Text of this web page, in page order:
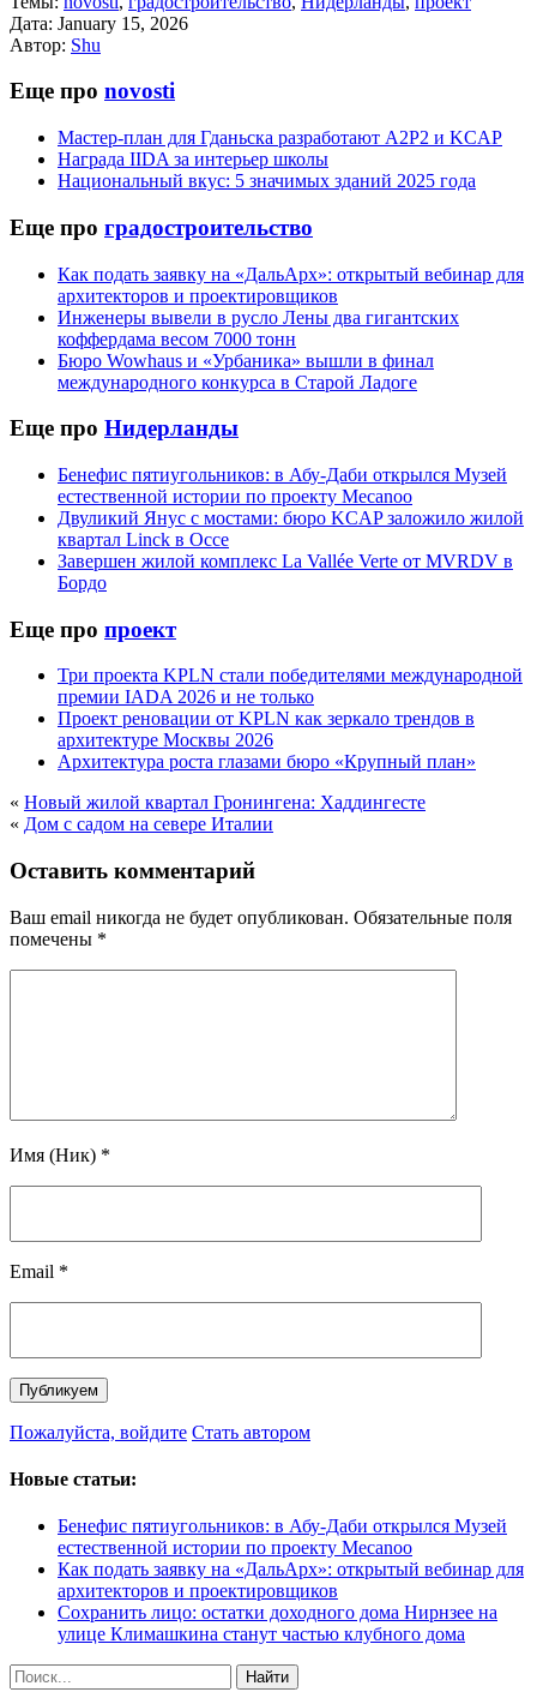
Дата: January 15, 2026
Автор: Shu
Еще про novosti
Мастер-план для Гданьска разработают A2P2 и KCAP
Награда IIDA за интерьер школы
Национальный вкус: 5 значимых зданий 2025 года
Еще про градостроительство
Как подать заявку на «ДальАрх»: открытый вебинар для
архитекторов и проектировщиков
Инженеры вывели в русло Лены два гигантских
коффердама весом 7000 тонн
Бюро Wowhaus и «Урбаника» вышли в финал
международного конкурса в Старой Ладоге
Еще про Нидерланды
Бенефис пятиугольников: в Абу-Даби открылся Музей
естественной истории по проекту Mecanoo
Двуликий Янус с мостами: бюро KCAP заложило жилой
квартал Linck в Оссе
Завершен жилой комплекс La Vallée Verte от MVRDV в
Бордо
Еще про проект
Три проекта KPLN стали победителями международной
премии IADA 2026 и не только
Проект реновации от KPLN как зеркало трендов в
архитектуре Москвы 2026
Архитектура роста глазами бюро «Крупный план»
« Новый жилой квартал Гронингена: Хаддингесте
« Дом с садом на севере Италии
Оставить комментарий
Ваш email никогда не будет опубликован. Обязательные поля
помечены *
Имя (Ник) *
Email *
Пожалуйста, войдите Стать автором
Новые статьи:
Бенефис пятиугольников: в Абу-Даби открылся Музей
естественной истории по проекту Mecanoo
Как подать заявку на «ДальАрх»: открытый вебинар для
архитекторов и проектировщиков
Сохранить лицо: остатки доходного дома Нирнзее на
улице Климашкина станут частью клубного дома
Найти